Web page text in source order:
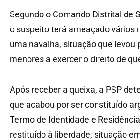
Segundo o Comando Distrital de
o suspeito terá ameaçado vários
uma navalha, situação que levou
menores a exercer o direito de
Após receber a queixa, a PSP
que acabou por ser constituído
Termo de Identidade e
restituído à liberdade, situação